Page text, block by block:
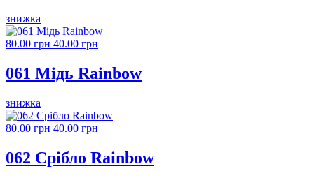
знижка
80.00 грн 40.00 грн
061 Мідь Rainbow
знижка
80.00 грн 40.00 грн
062 Срібло Rainbow